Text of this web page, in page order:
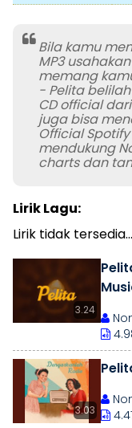
Bila kamu
MP3
memang
- Pelita
CD official
juga bisa
Official
mendukung
charts dan
Lirik Lagu:
Lirik tidak tersedia...
3.24
3.03